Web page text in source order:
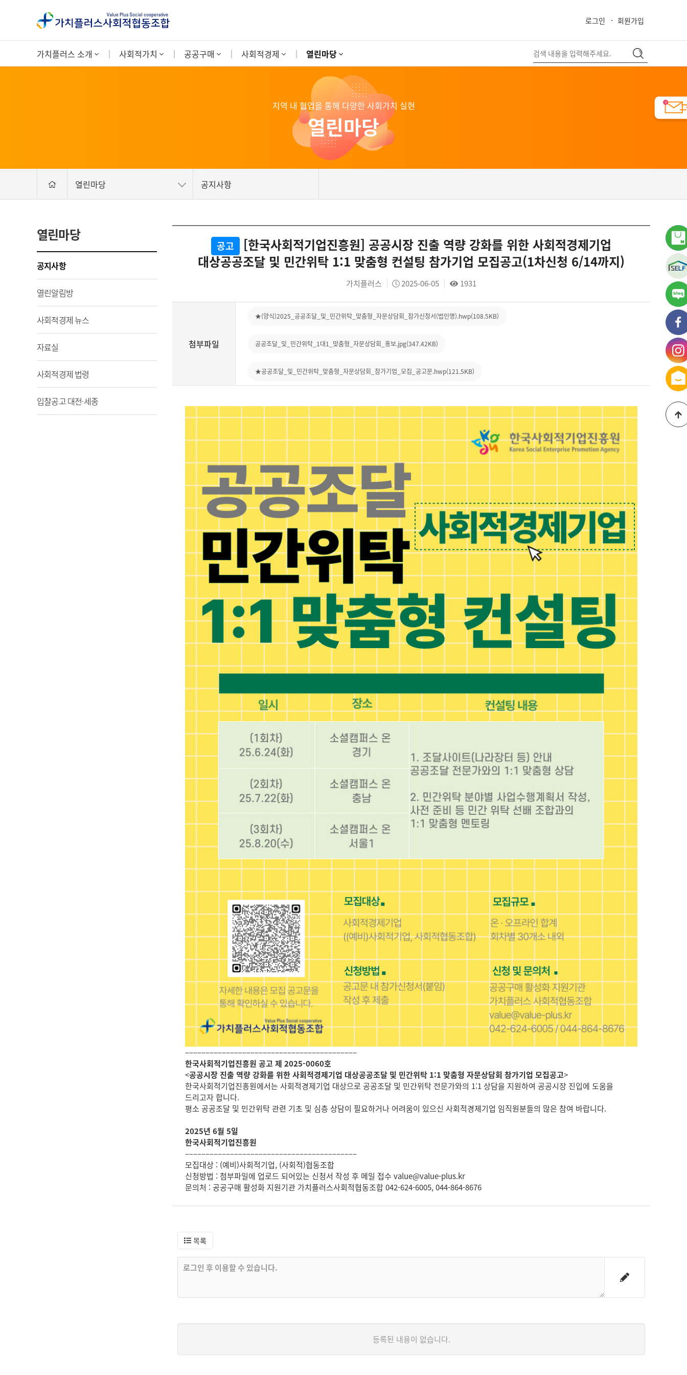
로그인 회원가입
close
가치플러스 소개 사회적가치 공공구매 사회적경제 열린마당
지역 내 협업을 통해 다양한 사회가치 실현
열린마당
열린마당 공지사항
열린마당
공지사항
열린알림방
사회적경제 뉴스
자료실
사회적경제 법령
입찰공고 대전·세종
공고 [한국사회적기업진흥원] 공공시장 진출 역량 강화를 위한 사회적경제기업
대상공공조달 및 민간위탁 1:1 맞춤형 컨설팅 참가기업 모집공고(1차신청 6/14까지)
가치플러스 2025-06-05 1931
첨부파일
★(양식)2025_공공조달_및_민간위탁_맞춤형_자문상담회_참가신청서(법인명).hwp(108.5KB)
공공조달_및_민간위탁_1대1_맞춤형_자문상담회_홍보.jpg(347.42KB)
★공공조달_및_민간위탁_맞춤형_자문상담회_참가기업_모집_공고문.hwp(121.5KB)
––––––––––––––––––––––––––––––––––––––––––
한국사회적기업진흥원 공고 제 2025-0060호
<공공시장 진출 역량 강화를 위한 사회적경제기업 대상공공조달 및 민간위탁 1:1 맞춤형 자문상담회 참가기업 모집공고>
한국사회적기업진흥원에서는 사회적경제기업 대상으로 공공조달 및 민간위탁 전문가와의 1:1 상담을 지원하여 공공시장 진입에 도움을
드리고자 합니다.
평소 공공조달 및 민간위탁 관련 기초 및 심층 상담이 필요하거나 어려움이 있으신 사회적경제기업 임직원분들의 많은 참여 바랍니다.
2025년 6월 5일
한국사회적기업진흥원
––––––––––––––––––––––––––––––––––––––––––
모집대상 : (예비)사회적기업, (사회적)협동조합
신청방법 : 첨부파일에 업로드 되어있는 신청서 작성 후 메일 접수 value@value-plus.kr
문의처 : 공공구매 활성화 지원기관 가치플러스사회적협동조합 042-624-6005, 044-864-8676
목록
등록된 내용이 없습니다.
가
블
가
페
가
인